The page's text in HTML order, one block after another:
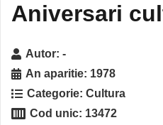
Aniversari
Autor:-
An aparitie: 1978
Categorie:Cultura
Cod unic: 13472